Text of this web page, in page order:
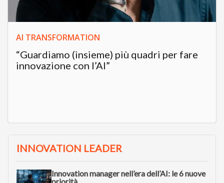
AI TRANSFORMATION
“Guardiamo (insieme) più quadri per fare
innovazione con l’AI”
INNOVATION LEADER
Innovation manager nell’era dell’AI: le 6 nuove